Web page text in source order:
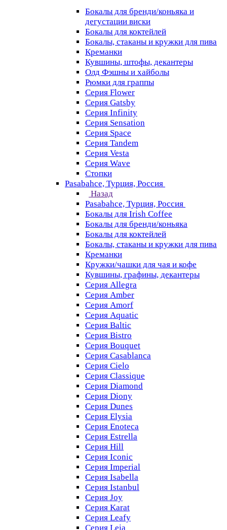
Бокалы для бренди/коньяка и
дегустации виски
Бокалы для коктейлей
Бокалы, стаканы и кружки для пива
Креманки
Кувшины, штофы, декантеры
Олд Фэшны и хайболы
Рюмки для граппы
Серия Flower
Серия Gatsby
Серия Infinity
Серия Sensation
Серия Space
Серия Tandem
Серия Vesta
Серия Wave
Стопки
Pasabahce, Турция, Россия
Назад
Pasabahce, Турция, Россия
Бокалы для Irish Coffee
Бокалы для бренди/коньяка
Бокалы для коктейлей
Бокалы, стаканы и кружки для пива
Креманки
Кружки/чашки для чая и кофе
Кувшины, графины, декантеры
Серия Allegra
Серия Amber
Серия Amorf
Серия Aquatic
Серия Baltic
Серия Bistro
Серия Bouquet
Серия Casablanсa
Серия Cielo
Серия Classique
Серия Diamond
Серия Diony
Серия Dunes
Серия Elysia
Серия Enoteca
Серия Estrella
Серия Hill
Серия Iconic
Серия Imperial
Серия Isabella
Серия Istanbul
Серия Joy
Серия Karat
Серия Leafy
Серия Leia